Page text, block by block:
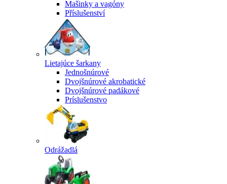
Mašinky a vagóny
Příslušenství
Lietajúce šarkany
Jednošnúrové
Dvojšnúrové akrobatické
Dvojšnúrové padákové
Príslušenstvo
Odrážadlá